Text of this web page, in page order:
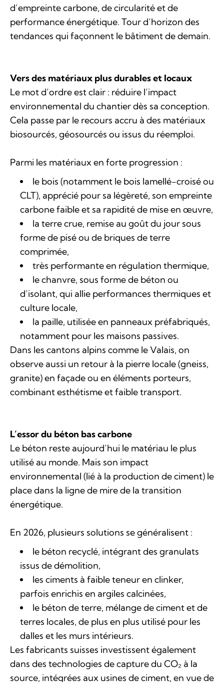
d’empreinte carbone, de circularité et de
performance énergétique. Tour d’horizon des
tendances qui façonnent le bâtiment de demain.
Vers des matériaux plus durables et locaux
Le mot d’ordre est clair : réduire l’impact
environnemental du chantier dès sa conception.
Cela passe par le recours accru à des matériaux
biosourcés, géosourcés ou issus du réemploi.
Parmi les matériaux en forte progression :
le bois (notamment le bois lamellé-croisé ou
CLT), apprécié pour sa légèreté, son empreinte
carbone faible et sa rapidité de mise en œuvre,
la terre crue, remise au goût du jour sous
forme de pisé ou de briques de terre
comprimée,
très performante en régulation thermique,
le chanvre, sous forme de béton ou
d’isolant, qui allie performances thermiques et
culture locale,
la paille, utilisée en panneaux préfabriqués,
notamment pour les maisons passives.
Dans les cantons alpins comme le Valais, on
observe aussi un retour à la pierre locale (gneiss,
granite) en façade ou en éléments porteurs,
combinant esthétisme et faible transport.
L’essor du béton bas carbone
Le béton reste aujourd’hui le matériau le plus
utilisé au monde. Mais son impact
environnemental (lié à la production de ciment) le
place dans la ligne de mire de la transition
énergétique.
En 2026, plusieurs solutions se généralisent :
le béton recyclé, intégrant des granulats
issus de démolition,
les ciments à faible teneur en clinker,
parfois enrichis en argiles calcinées,
le béton de terre, mélange de ciment et de
terres locales, de plus en plus utilisé pour les
dalles et les murs intérieurs.
Les fabricants suisses investissent également
dans des technologies de capture du CO₂ à la
source, intégrées aux usines de ciment, en vue de